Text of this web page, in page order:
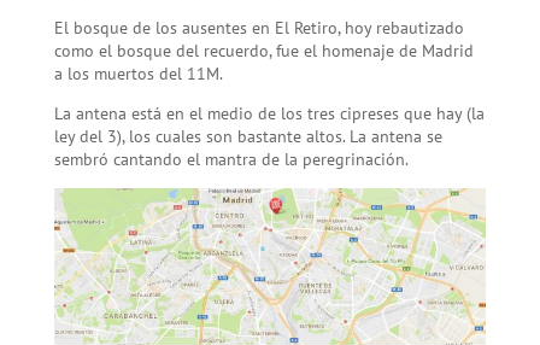
El bosque de los ausentes en El Retiro, hoy rebautizado
como el bosque del recuerdo, fue el homenaje de Madrid
a los muertos del 11M.
La antena está en el medio de los tres cipreses que hay (la
ley del 3), los cuales son bastante altos. La antena se
sembró cantando el mantra de la peregrinación.